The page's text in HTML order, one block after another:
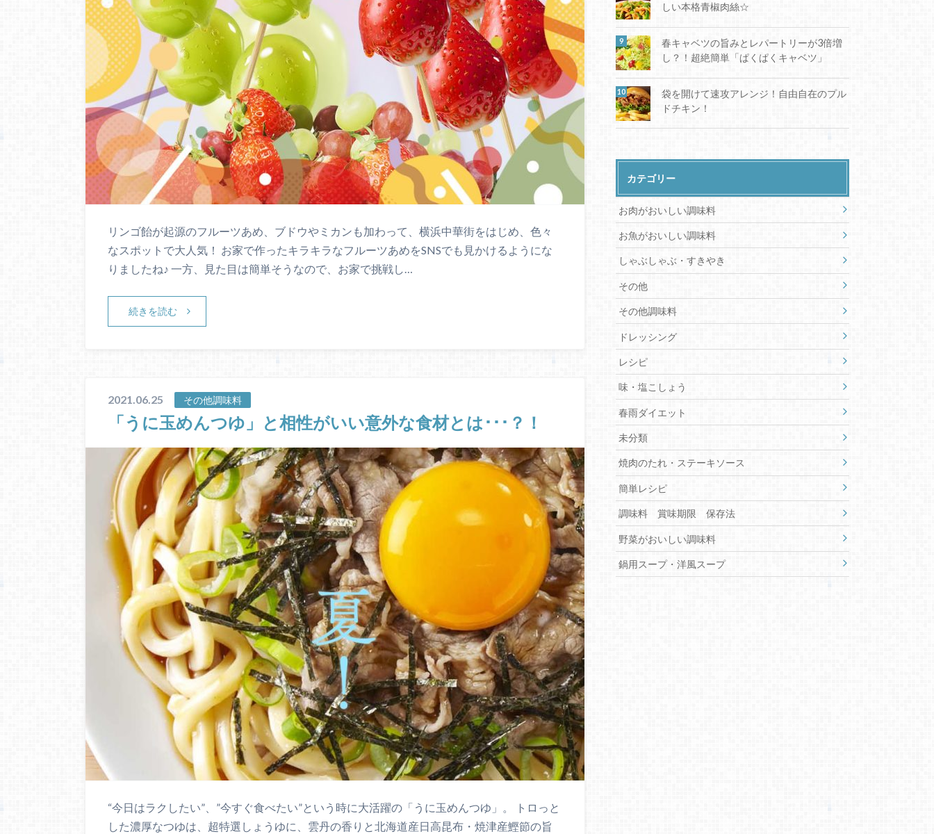
リンゴ飴が起源のフルーツあめ、ブドウやミカンも加わって、横浜中華街をはじめ、色々
なスポットで大人気！ お家で作ったキラキラなフルーツあめをSNSでも見かけるようにな
りましたね♪ 一方、見た目は簡単そうなので、お家で挑戦し…
続きを読む
2021.06.25 その他調味料
「うに玉めんつゆ」と相性がいい意外な食材とは･･･？！
“今日はラクしたい”、”今すぐ食べたい”という時に大活躍の「うに玉めんつゆ」。 トロっと
した濃厚なつゆは、超特選しょうゆに、雲丹の香りと北海道産日高昆布・焼津産鰹節の旨
しい本格青椒肉絲☆
春キャベツの旨みとレパートリーが3倍増
し？！超絶簡単「ぱくぱくキャベツ」
袋を開けて速攻アレンジ！自由自在のプル
ドチキン！
カテゴリー
お肉がおいしい調味料
お魚がおいしい調味料
しゃぶしゃぶ・すきやき
その他
その他調味料
ドレッシング
レシピ
味・塩こしょう
春雨ダイエット
未分類
焼肉のたれ・ステーキソース
簡単レシピ
調味料 賞味期限 保存法
野菜がおいしい調味料
鍋用スープ・洋風スープ